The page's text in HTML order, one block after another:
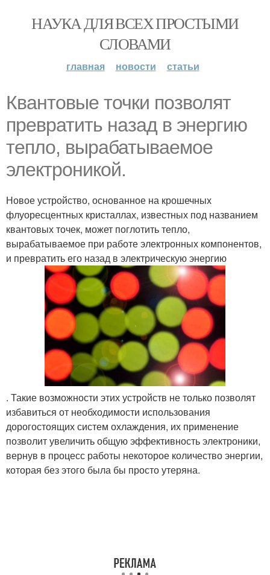
НАУКА ДЛЯ ВСЕХ ПРОСТЫМИ
СЛОВАМИ
главная новости статьи
Квантовые точки позволят
превратить назад в энергию
тепло, вырабатываемое
электроникой.
Новое устройство, основанное на крошечных
флуоресцентных кристаллах, известных под названием
квантовых точек, может поглотить тепло,
вырабатываемое при работе электронных компонентов,
и превратить его назад в электрическую энергию
. Такие возможности этих устройств не только позволят
избавиться от необходимости использования
дорогостоящих систем охлаждения, их применение
позволит увеличить общую эффективность электроники,
вернув в процесс работы некоторое количество энергии,
которая без этого была бы просто утеряна.